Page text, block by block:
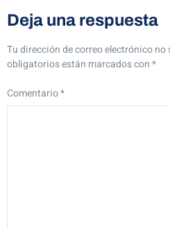
Deja una respuesta
Tu dirección de correo electrónico no
obligatorios están marcados con*
Comentario*